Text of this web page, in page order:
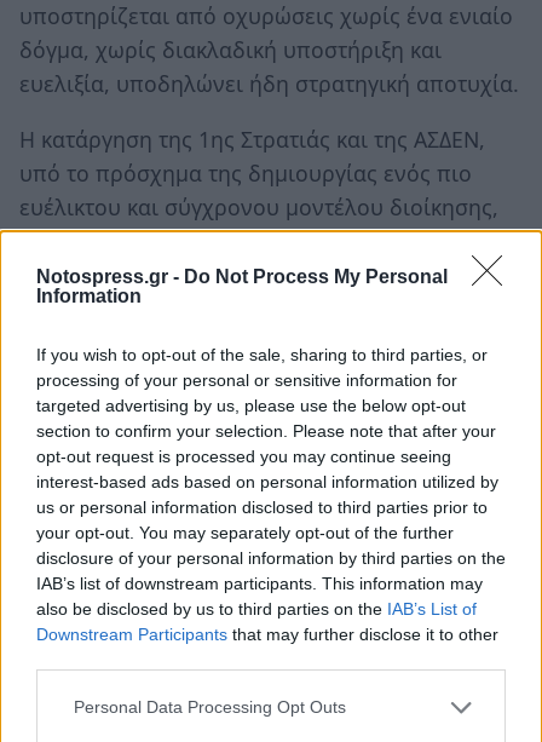
Notospress.gr - Do Not Process My Personal
Information
If you wish to opt-out of the sale, sharing to third parties, or
processing of your personal or sensitive information for
targeted advertising by us, please use the below opt-out
section to confirm your selection. Please note that after your
opt-out request is processed you may continue seeing
interest-based ads based on personal information utilized by
us or personal information disclosed to third parties prior to
your opt-out. You may separately opt-out of the further
disclosure of your personal information by third parties on the
IAB’s list of downstream participants. This information may
also be disclosed by us to third parties on the IAB’s List of
Downstream Participants that may further disclose it to other
Personal Data Processing Opt Outs
υποστηρίζεται από οχυρώσεις χωρίς ένα ενιαίο
δόγμα, χωρίς διακλαδική υποστήριξη και
ευελιξία, υποδηλώνει ήδη στρατηγική αποτυχία.
Η κατάργηση της 1ης Στρατιάς και της ΑΣΔΕΝ,
υπό το πρόσχημα της δημιουργίας ενός πιο
ευέλικτου και σύγχρονου μοντέλου διοίκησης,
τη μείωση της γραφειοκρατίας, την
εξοικονόμηση πόρων και του ψηφιακού
μετασχηματισμού, αφαιρεί το αναγκαίο
στρατηγικό υπόβαθρο για την ουσιαστική
αξιοποίηση των τεχνολογικών μέσων, θέτοντας
σε κίνδυνο την αποτρεπτική ικανότητα της
χώρας.
Αντί να σηματοδοτούν εξορθολογισμό,
διασπούν τη διοικητική συνέχεια,
αποδυναμώνουν την επιχειρησιακή ικανότητα
και αλλοιώνουν τον χαρακτήρα της αποτροπής.
Η τεχνολογία χωρίς δομές δεν αποτρέπει, όπως
και η ευελιξία χωρίς βάθος, δεν προστατεύει.
Μια χώρα που απειλείται άμεσα, δεν έχει την